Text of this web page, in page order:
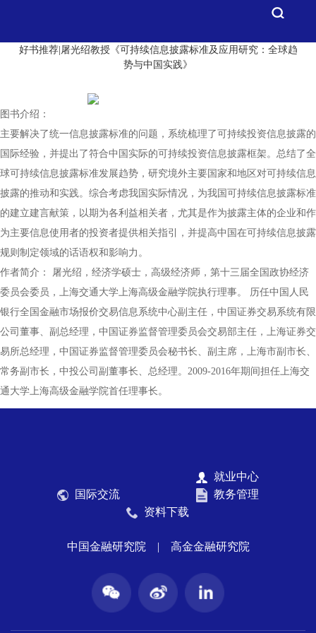
好书推荐|屠光绍教授《可持续信息披露标准及应用研究：全球趋
势与中国实践》
图书介绍：
主要解决了统一信息披露标准的问题，系统梳理了可持续投资信息披露的
国际经验，并提出了符合中国实际的可持续投资信息披露框架。 总结了全
球可持续信息披露标准发展趋势，研究境外主要国家和地区对可持续信息
披露的推动和实践。综合考虑我国实际情况，为我国可持续信息披露标准
的建立建言献策，以期为各利益相关者，尤其是作为披露主体的企业和作
为主要信息使用者的投资者提供相关指引，并提高中国在可持续信息披露
规则制定领域的话语权和影响力。
作者简介：
屠光绍，经济学硕士，高级经济师，第十三届全国政协经济
委员会委员，上海交通大学上海高级金融学院执行理事。
历任中国人民
银行全国金融市场报价交易信息系统中心副主任，中国证券交易系统有限
公司董事、副总经理，中国证券监督管理委员会交易部主任，上海证券交
易所总经理，中国证券监督管理委员会秘书长、副主席，上海市副市长、
常务副市长，中投公司副董事长、总经理。2009-2016年期间担任上海交
通大学上海高级金融学院首任理事长。
就业中心
国际交流
教务管理
资料下载
中国金融研究院 | 高金金融研究院